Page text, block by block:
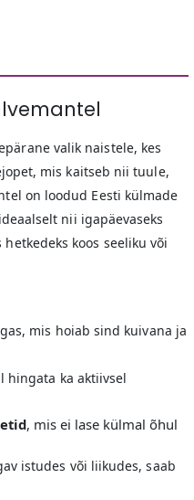
valik naistele, kes
mis kaitseb nii tuule,
on loodud Eesti külmade
nii igapäevaseks
koos seeliku või
mis hoiab sind kuivana ja
hingata ka aktiivsel
, mis ei lase külmal õhul
istudes või liikudes, saab